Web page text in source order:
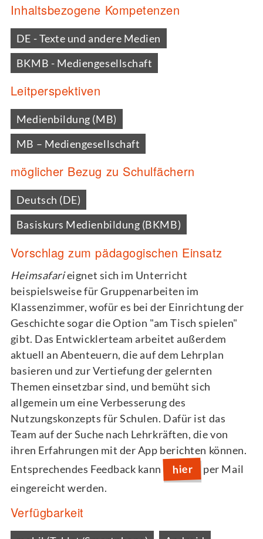
Inhaltsbezogene Kompetenzen
DE - Texte und andere Medien
BKMB - Mediengesellschaft
Leitperspektiven
Medienbildung (MB)
MB – Mediengesellschaft
möglicher Bezug zu Schulfächern
Deutsch (DE)
Basiskurs Medienbildung (BKMB)
Vorschlag zum pädagogischen Einsatz
Heimsafarieignet sich im Unterricht
beispielsweise für Gruppenarbeiten im
Klassenzimmer, wofür es bei der Einrichtung der
Geschichte sogar die Option "am Tisch spielen"
gibt. Das Entwicklerteam arbeitet außerdem
aktuell an Abenteuern, die auf dem Lehrplan
basieren und zur Vertiefung der gelernten
Themen einsetzbar sind, und bemüht sich
allgemein um eine Verbesserung des
Nutzungskonzepts für Schulen. Dafür ist das
Team auf der Suche nach Lehrkräften, die von
ihren Erfahrungen mit der App berichten können.
Entsprechendes Feedback kann
hier
per Mail
eingereicht werden.
Verfügbarkeit